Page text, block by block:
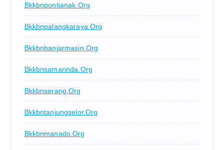
Bkkbnpontianak.org
Bkkbnpalangkaraya.org
Bkkbnbanjarmasin.org
Bkkbnsamarinda.org
Bkkbnserang.org
Bkkbntanjungselor.org
Bkkbnmanado.org